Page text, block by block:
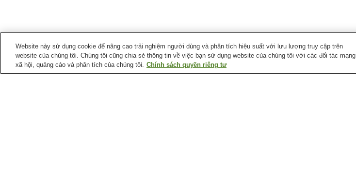
Ga xe lửa tại Thành phố Kakogawa
Website này sử dụng cookie để nâng cao trải nghiệm người dùng và phân tích hiệu suất với lưu lượng truy cập trên
website của chúng tôi. Chúng tôi cũng chia sẻ thông tin về việc bạn sử dụng website của chúng tôi với các đối tác mạng
xã hội, quảng cáo và phân tích của chúng tôi. Chính sách quyền riêng tư